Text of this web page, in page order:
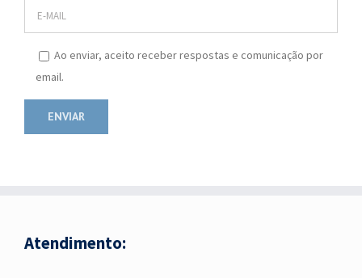
Ao enviar, aceito receber respostas e comunicação por
email.
Atendimento: